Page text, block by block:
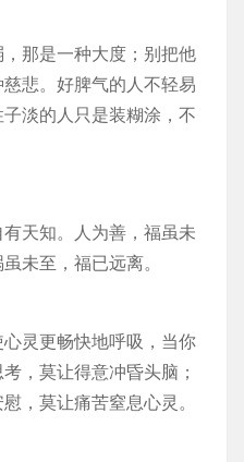
那是一种大度；别把他
悲。好脾气的人不轻易
淡的人只是装糊涂，不
天知。人为善，福虽未
未至，福已远离。
灵更畅快地呼吸，当你
，莫让得意冲昏头脑；
，莫让痛苦窒息心灵。